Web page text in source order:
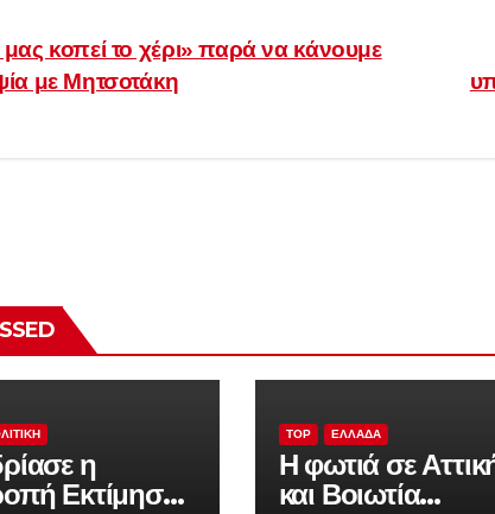
κοπεί το χέρι» παρά να κάνουμε
με Μητσοτάκη
η
Εκτίμησης
TOP ΕΛΛΆΔΑ
Η φωτιά σε
και Βοιωτία